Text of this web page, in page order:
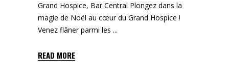
Grand Hospice, Bar Central Plongez dans la
magie de Noël au cœur du Grand Hospice !
Venez flâner parmi les
READ MORE